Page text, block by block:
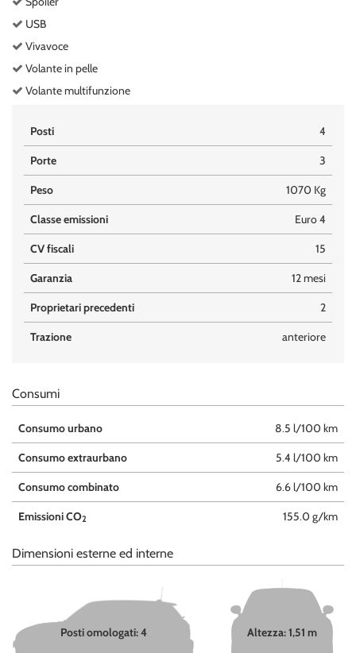
USB
Vivavoce
Volante in pelle
Volante multifunzione
Posti 4
Porte 3
Peso 1070 Kg
Classe emissioni Euro 4
CV fiscali 15
Garanzia 12 mesi
Proprietari precedenti 2
Trazione anteriore
Consumi
Consumo urbano 8.5 l/100 km
Consumo extraurbano 5.4 l/100 km
Consumo combinato 6.6 l/100 km
Emissioni CO2 155.0 g/km
Dimensioni esterne ed interne
Posti omologati: 4 Altezza: 1,51 m